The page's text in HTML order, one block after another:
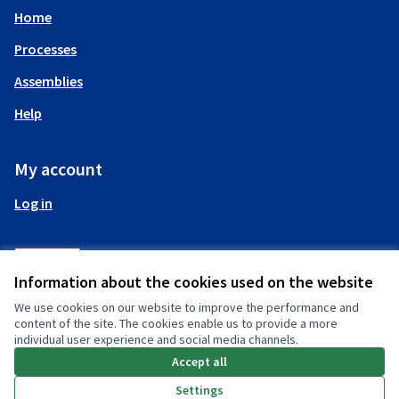
Information about the cookies used on the website
We use cookies on our website to improve the performance and
content of the site. The cookies enable us to provide a more
individual user experience and social media channels.
Accept all
Settings
Home
Processes
Assemblies
Help
My account
Log in
(External link)
(External link)